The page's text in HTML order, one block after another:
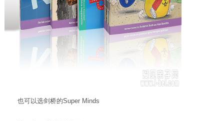
也可以选剑桥的Super Minds